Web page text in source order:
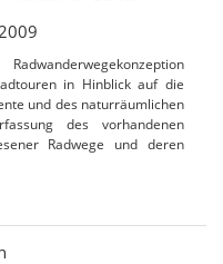
in Hinblick auf die
und des naturräumlichen
des vorhandenen
Radwege und deren